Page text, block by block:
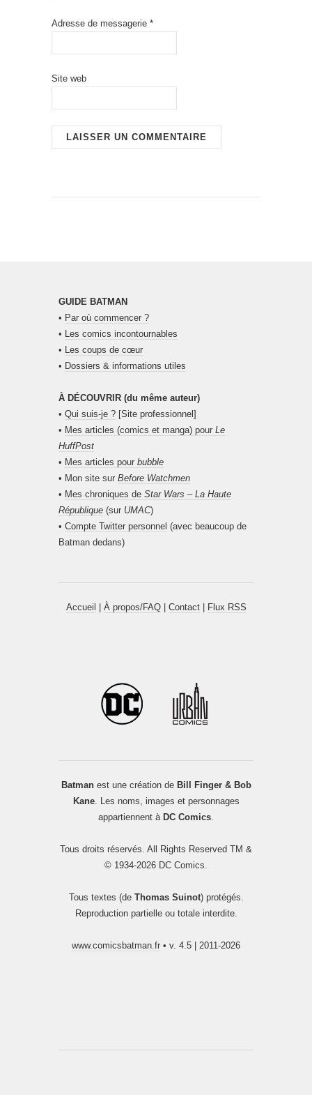
Adresse de messagerie *
Site web
GUIDE BATMAN
• Par où commencer ?
• Les comics incontournables
• Les coups de cœur
• Dossiers & informations utiles
À DÉCOUVRIR (du même auteur)
• Qui suis-je ? [Site professionnel]
• Mes articles (comics et manga) pour Le
HuffPost
• Mes articles pour bubble
• Mon site sur Before Watchmen
• Mes chroniques de Star Wars – La Haute
République (sur UMAC)
• Compte Twitter personnel (avec beaucoup de
Batman dedans)
Accueil À propos/FAQ| Contact| Flux RSS
Batmanest une création de Bill Finger & Bob
Kane. Les noms, images et personnages
appartiennent à DC Comics.
Tous droits réservés. All Rights Reserved TM &
© 1934-2026 DC Comics.
Tous textes (de Thomas Suinot) protégés.
Reproduction partielle ou totale interdite.
www.comicsbatman.fr • v. 4.5 | 2011-2026